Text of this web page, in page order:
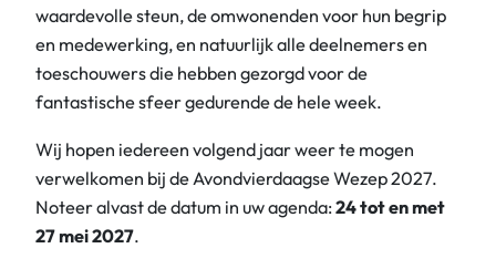
waardevolle steun, de omwonenden voor hun begrip
en medewerking, en natuurlijk alle deelnemers en
toeschouwers die hebben gezorgd voor de
fantastische sfeer gedurende de hele week.
Wij hopen iedereen volgend jaar weer te mogen
verwelkomen bij de Avondvierdaagse Wezep 2027.
Noteer alvast de datum in uw agenda:24 tot en met
27 mei 2027.